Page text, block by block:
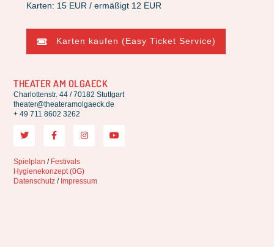
Karten: 15 EUR / ermäßigt 12 EUR
Karten kaufen (Easy Ticket Service)
THEATER AM OLGAECK
Charlottenstr. 44 / 70182 Stuttgart
theater@theateramolgaeck.de
+ 49 711 8602 3262
Spielplan / Festivals
Hygienekonzept (0G)
Datenschutz / Impressum